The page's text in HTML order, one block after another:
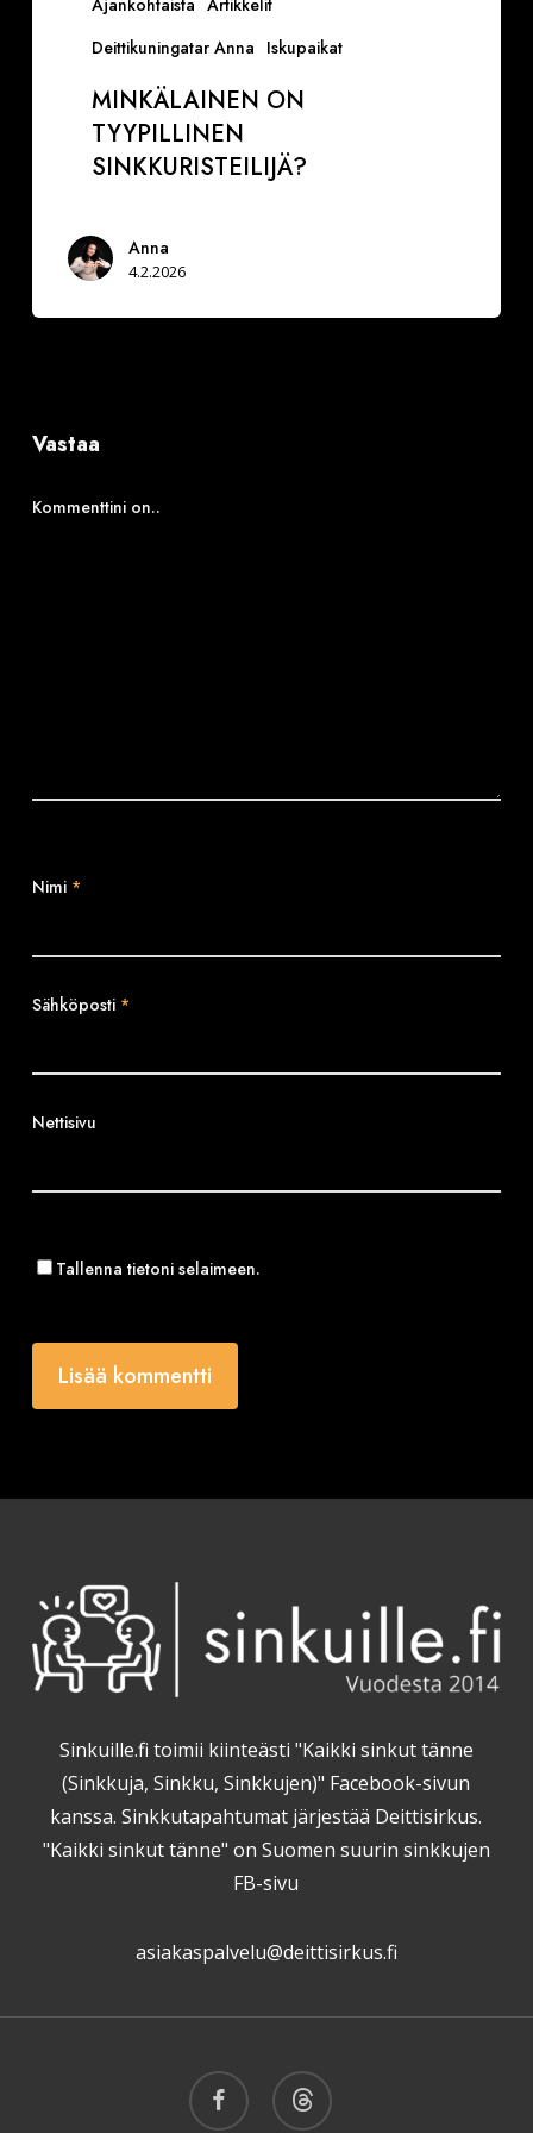
Ajankohtaista Artikkelit
Deittikuningatar Anna Iskupaikat
MINKÄLAINEN ON
TYYPILLINEN
SINKKURISTEILIJÄ?
Anna
4.2.2026
Vastaa
Kommenttini on..
Nimi *
Sähköposti *
Nettisivu
Tallenna tietoni selaimeen.
Sinkuille.fi toimii kiinteästi "Kaikki sinkut tänne
(Sinkkuja, Sinkku, Sinkkujen)" Facebook-sivun
kanssa. Sinkkutapahtumat järjestää Deittisirkus.
"Kaikki sinkut tänne" on Suomen suurin sinkkujen
FB-sivu
asiakaspalvelu@deittisirkus.fi
facebook threads